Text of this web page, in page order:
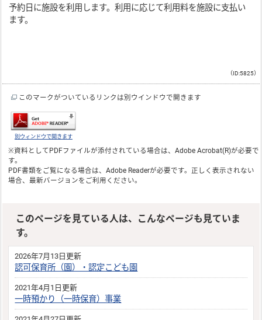
予約日に施設を利用します。利用に応じて利用料を施設に支払い
ます。
（ID:5825）
このマークがついているリンクは別ウインドウで開きます
別ウィンドウで開きます
※資料としてPDFファイルが添付されている場合は、Adobe Acrobat(R)が必要で
す。
PDF書類をご覧になる場合は、Adobe Readerが必要です。正しく表示されない
場合、最新バージョンをご利用ください。
このページを見ている人は、こんなページも見ていま
す。
2026年7月13日更新
認可保育所（園）・認定こども園
2021年4月1日更新
一時預かり（一時保育）事業